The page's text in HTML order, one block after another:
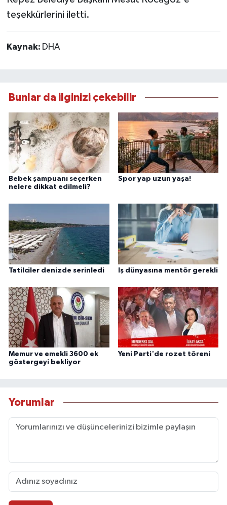
teşekkürlerini iletti.
Kaynak: DHA
Bunlar da ilginizi çekebilir
Bebek şampuanı seçerken
nelere dikkat edilmeli?
Spor yap uzun yaşa!
Tatilciler denizde serinledi Iş dünyasına mentör gerekli
Memur ve emekli 3600 ek
göstergeyi bekliyor
Yeni Parti'de rozet töreni
Yorumlar